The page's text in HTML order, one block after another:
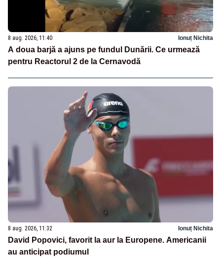
8 aug. 2026, 11:40 Ionuț Nichita
A doua barjă a ajuns pe fundul Dunării. Ce urmează
pentru Reactorul 2 de la Cernavodă
8 aug. 2026, 11:32 Ionuț Nichita
David Popovici, favorit la aur la Europene. Americanii
au anticipat podiumul